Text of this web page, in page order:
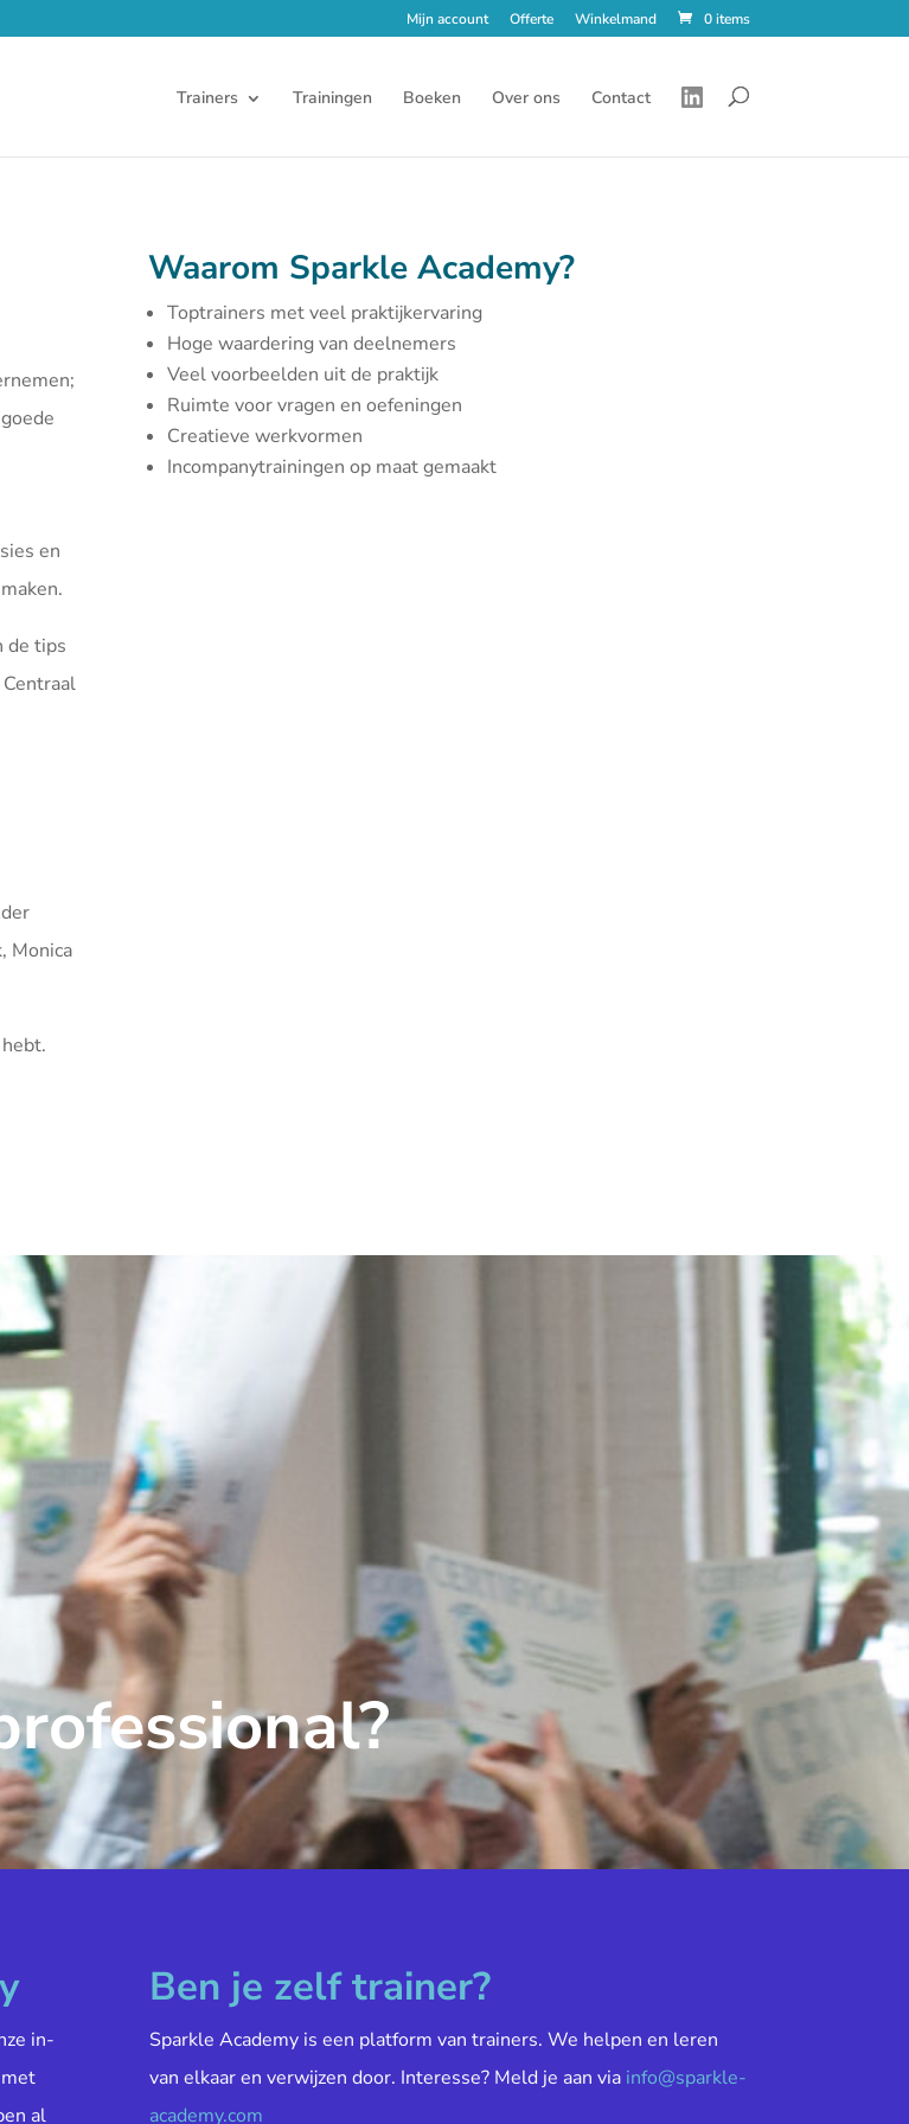
Mijn account Offerte Winkelmand 0 items
Trainers Trainingen Boeken Over ons Contact
en
de tips
Monica
Waarom Sparkle Academy?
Toptrainers met veel praktijkervaring
Hoge waardering van deelnemers
Veel voorbeelden uit de praktijk
Ruimte voor vragen en oefeningen
Creatieve werkvormen
Incompanytrainingen op maat gemaakt
in-
al
Ben je zelf trainer?
Sparkle Academy is een platform van trainers. We helpen en leren
van elkaar en verwijzen door. Interesse? Meld je aan via info@sparkle-
academy.com